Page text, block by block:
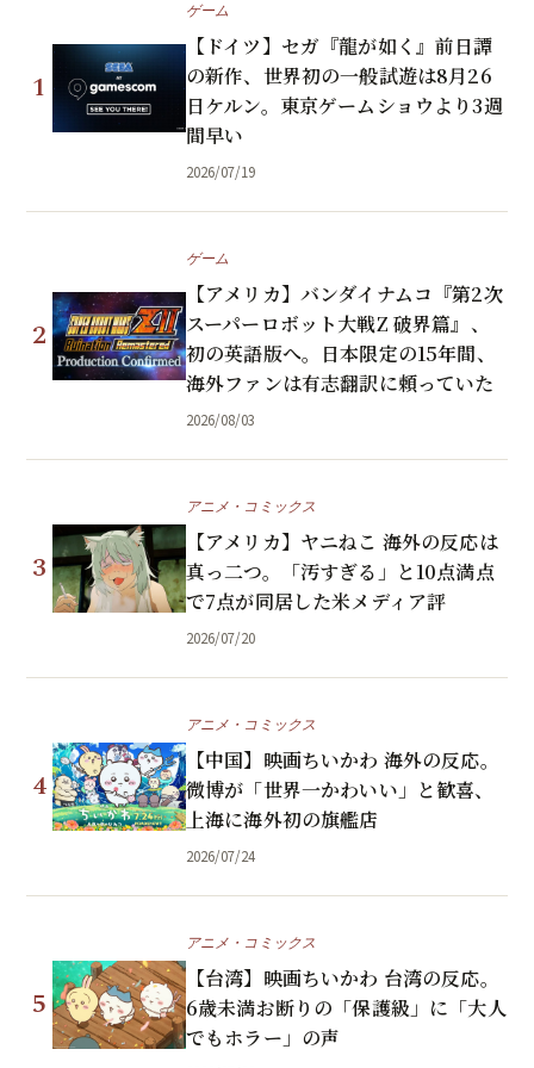
1
ゲーム
【ドイツ】セガ『龍が如く』前日譚
の新作、世界初の一般試遊は8月26
日ケルン。東京ゲームショウより3週
間早い
2026/07/19
2
ゲーム
【アメリカ】バンダイナムコ『第2次
スーパーロボット大戦Z 破界篇』、
初の英語版へ。日本限定の15年間、
海外ファンは有志翻訳に頼っていた
2026/08/03
3
アニメ・コミックス
【アメリカ】ヤニねこ 海外の反応は
真っ二つ。「汚すぎる」と10点満点
で7点が同居した米メディア評
2026/07/20
4
アニメ・コミックス
【中国】映画ちいかわ 海外の反応。
微博が「世界一かわいい」と歓喜、
上海に海外初の旗艦店
2026/07/24
5
アニメ・コミックス
【台湾】映画ちいかわ 台湾の反応。
6歳未満お断りの「保護級」に「大人
でもホラー」の声